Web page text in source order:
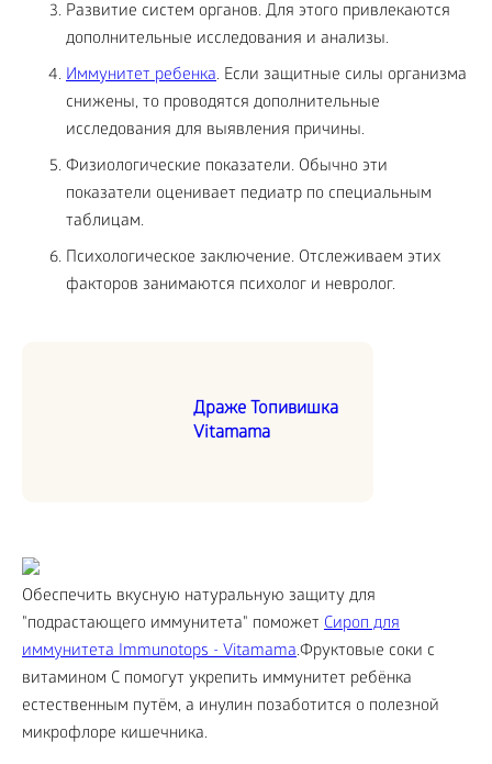
Развитие систем органов. Для этого привлекаются
дополнительные исследования и анализы.
Иммунитет ребенка. Если защитные силы организма
снижены, то проводятся дополнительные
исследования для выявления причины.
Физиологические показатели. Обычно эти
показатели оценивает педиатр по специальным
таблицам.
Психологическое заключение. Отслеживаем этих
факторов занимаются психолог и невролог.
Драже Топивишка
Vitamama
Обеспечить вкусную натуральную защиту для
"подрастающего иммунитета" поможет Сироп для
иммунитета Immunotops - Vitamama.Фруктовые соки с
витамином С помогут укрепить иммунитет ребёнка
естественным путём, а инулин позаботится о полезной
микрофлоре кишечника.